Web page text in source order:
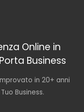
Online in
Business
in 20+ anni
Business.